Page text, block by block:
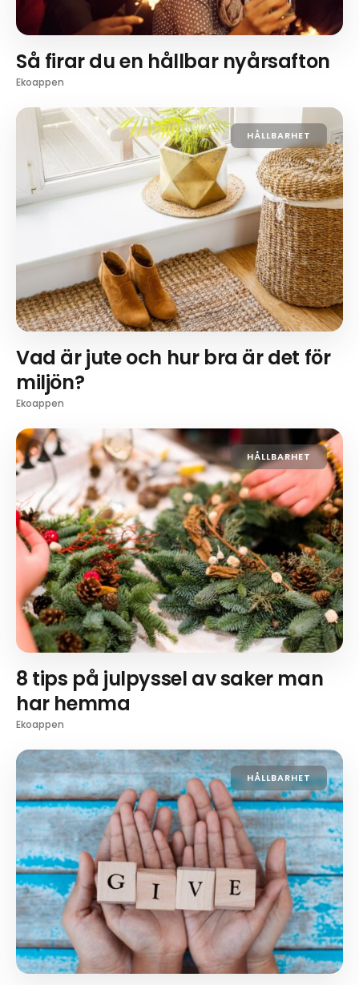
Så firar du en hållbar nyårsafton
Ekoappen
HÅLLBARHET
Vad är jute och hur bra är det för
miljön?
Ekoappen
HÅLLBARHET
8 tips på julpyssel av saker man
har hemma
Ekoappen
HÅLLBARHET